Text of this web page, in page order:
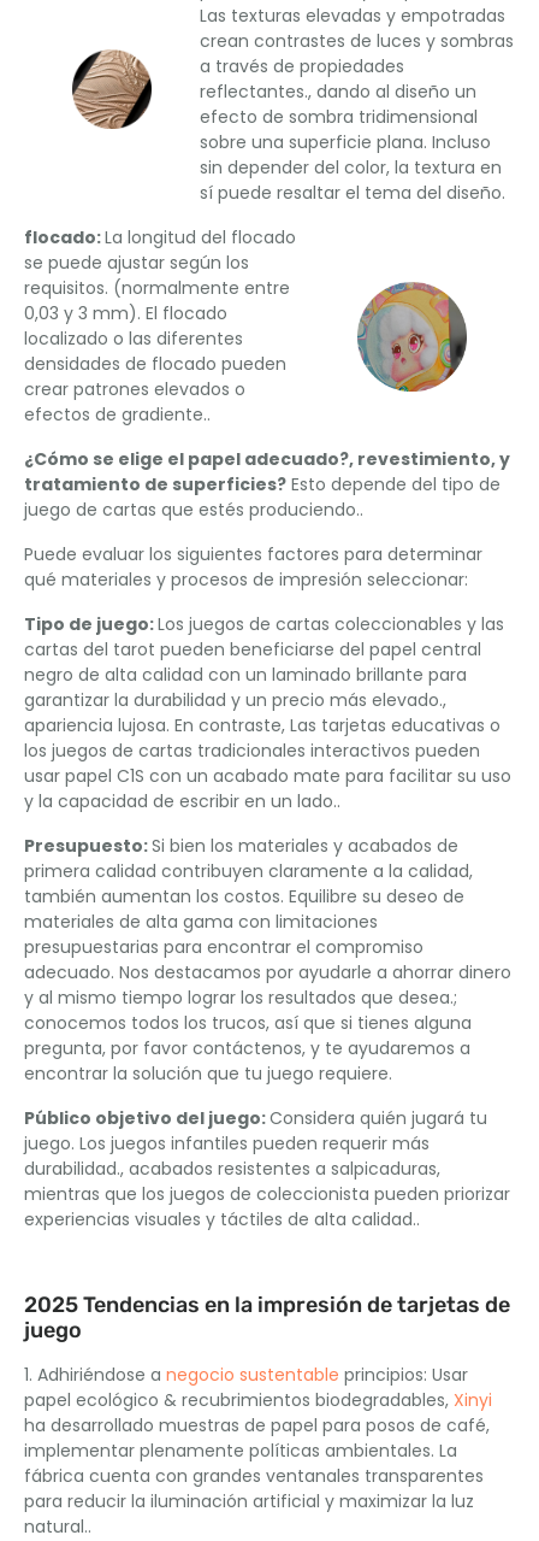
Las texturas elevadas y empotradas
crean contrastes de luces y sombras
a través de propiedades
reflectantes., dando al diseño un
efecto de sombra tridimensional
sobre una superficie plana. Incluso
sin depender del color, la textura en
sí puede resaltar el tema del diseño.
flocado:La longitud del flocado
se puede ajustar según los
requisitos. (normalmente entre
0,03 y 3 mm). El flocado
localizado o las diferentes
densidades de flocado pueden
crear patrones elevados o
efectos de gradiente..
¿Cómo se elige el papel adecuado?, revestimiento, y
tratamiento de superficies? Esto depende del tipo de
juego de cartas que estés produciendo..
Puede evaluar los siguientes factores para determinar
qué materiales y procesos de impresión seleccionar:
Tipo de juego:Los juegos de cartas coleccionables y las
cartas del tarot pueden beneficiarse del papel central
negro de alta calidad con un laminado brillante para
garantizar la durabilidad y un precio más elevado.,
apariencia lujosa. En contraste, Las tarjetas educativas o
los juegos de cartas tradicionales interactivos pueden
usar papel C1S con un acabado mate para facilitar su uso
y la capacidad de escribir en un lado..
Presupuesto:Si bien los materiales y acabados de
primera calidad contribuyen claramente a la calidad,
también aumentan los costos. Equilibre su deseo de
materiales de alta gama con limitaciones
presupuestarias para encontrar el compromiso
adecuado. Nos destacamos por ayudarle a ahorrar dinero
y al mismo tiempo lograr los resultados que desea.;
conocemos todos los trucos, así que si tienes alguna
pregunta, por favor contáctenos, y te ayudaremos a
encontrar la solución que tu juego requiere.
Público objetivo del juego:Considera quién jugará tu
juego. Los juegos infantiles pueden requerir más
durabilidad., acabados resistentes a salpicaduras,
mientras que los juegos de coleccionista pueden priorizar
experiencias visuales y táctiles de alta calidad..
2025 Tendencias en la impresión de tarjetas de
juego
1. Adhiriéndose a negocio sustentable principios: Usar
papel ecológico & recubrimientos biodegradables, Xinyi
ha desarrollado muestras de papel para posos de café,
implementar plenamente políticas ambientales. La
fábrica cuenta con grandes ventanales transparentes
para reducir la iluminación artificial y maximizar la luz
natural..